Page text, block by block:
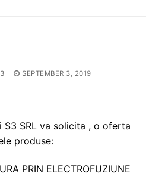
SEPTEMBER 3, 2019
SRL va solicita , o oferta
produse:
PRIN ELECTROFUZIUNE